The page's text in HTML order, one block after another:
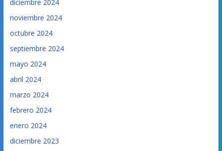
diciembre 2024
noviembre 2024
octubre 2024
septiembre 2024
mayo 2024
abril 2024
marzo 2024
febrero 2024
enero 2024
diciembre 2023